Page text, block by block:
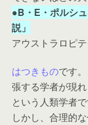
●B・E・ポルシ
説」
アウストラロピ
はつきものです
張する学者が現
という人類学者で
しかし、合理的